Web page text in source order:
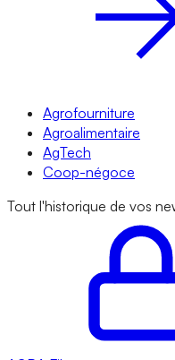
Agrofourniture
Agroalimentaire
AgTech
Coop-négoce
Tout l'historique de vos